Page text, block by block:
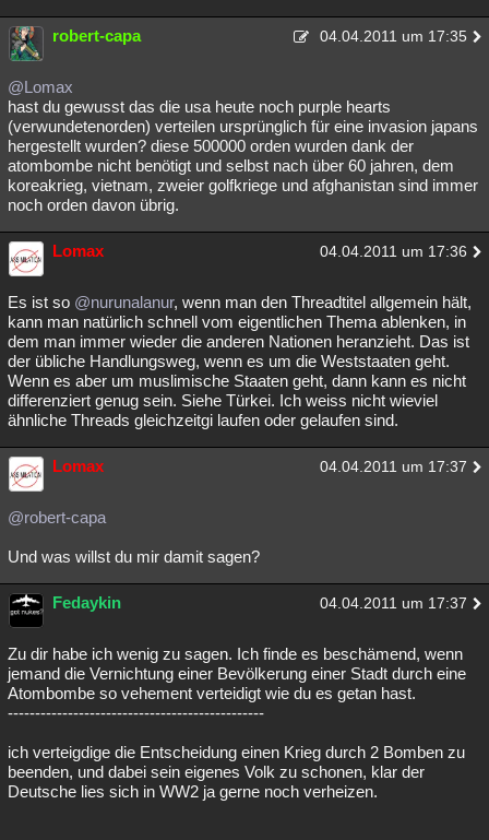
robert-capa 04.04.2011 um 17:35
@Lomax
hast du gewusst das die usa heute noch purple hearts
(verwundetenorden) verteilen ursprünglich für eine invasion japans
hergestellt wurden? diese 500000 orden wurden dank der
atombombe nicht benötigt und selbst nach über 60 jahren, dem
koreakrieg, vietnam, zweier golfkriege und afghanistan sind immer
noch orden davon übrig.
Lomax 04.04.2011 um 17:36
Es ist so @nurunalanur, wenn man den Threadtitel allgemein hält,
kann man natürlich schnell vom eigentlichen Thema ablenken, in
dem man immer wieder die anderen Nationen heranzieht. Das ist
der übliche Handlungsweg, wenn es um die Weststaaten geht.
Wenn es aber um muslimische Staaten geht, dann kann es nicht
differenziert genug sein. Siehe Türkei. Ich weiss nicht wieviel
ähnliche Threads gleichzeitgi laufen oder gelaufen sind.
Lomax 04.04.2011 um 17:37
@robert-capa
Und was willst du mir damit sagen?
Fedaykin 04.04.2011 um 17:37
Zu dir habe ich wenig zu sagen. Ich finde es beschämend, wenn
jemand die Vernichtung einer Bevölkerung einer Stadt durch eine
Atombombe so vehement verteidigt wie du es getan hast.
-----------------------------------------------
ich verteigdige die Entscheidung einen Krieg durch 2 Bomben zu
beenden, und dabei sein eigenes Volk zu schonen, klar der
Deutsche lies sich in WW2 ja gerne noch verheizen.